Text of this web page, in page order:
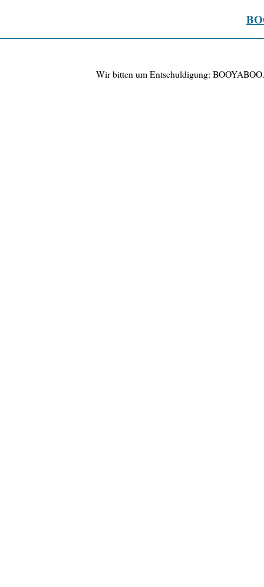
Wir bitten um Entschuldigung: